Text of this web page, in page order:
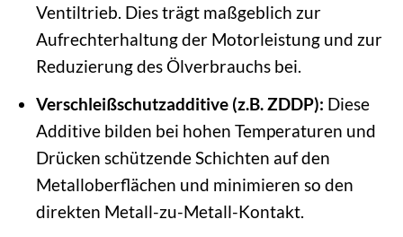
Ventiltrieb. Dies trägt maßgeblich zur
Aufrechterhaltung der Motorleistung und zur
Reduzierung des Ölverbrauchs bei.
Verschleißschutzadditive (z.B. ZDDP): Diese
Additive bilden bei hohen Temperaturen und
Drücken schützende Schichten auf den
Metalloberflächen und minimieren so den
direkten Metall-zu-Metall-Kontakt.